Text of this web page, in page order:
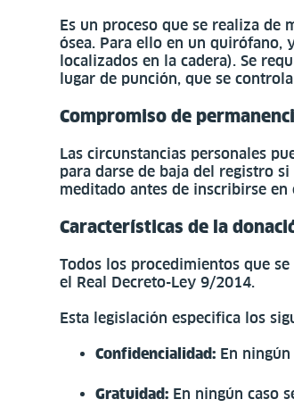
Es un proceso que se realiza de
ósea. Para ello en un quirófano,
localizados en la cadera). Se
lugar de punción, que se
Compromiso de
Las circunstancias personales
para darse de baja del registro
meditado antes de inscribirse
Características de la
Todos los procedimientos que
el Real Decreto-Ley 9/2014.
Esta legislación especifica los
Confidencialidad: En
Gratuidad: En ningún caso